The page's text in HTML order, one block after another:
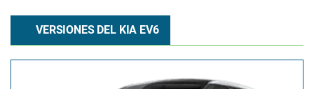
VERSIONES DEL KIA EV6